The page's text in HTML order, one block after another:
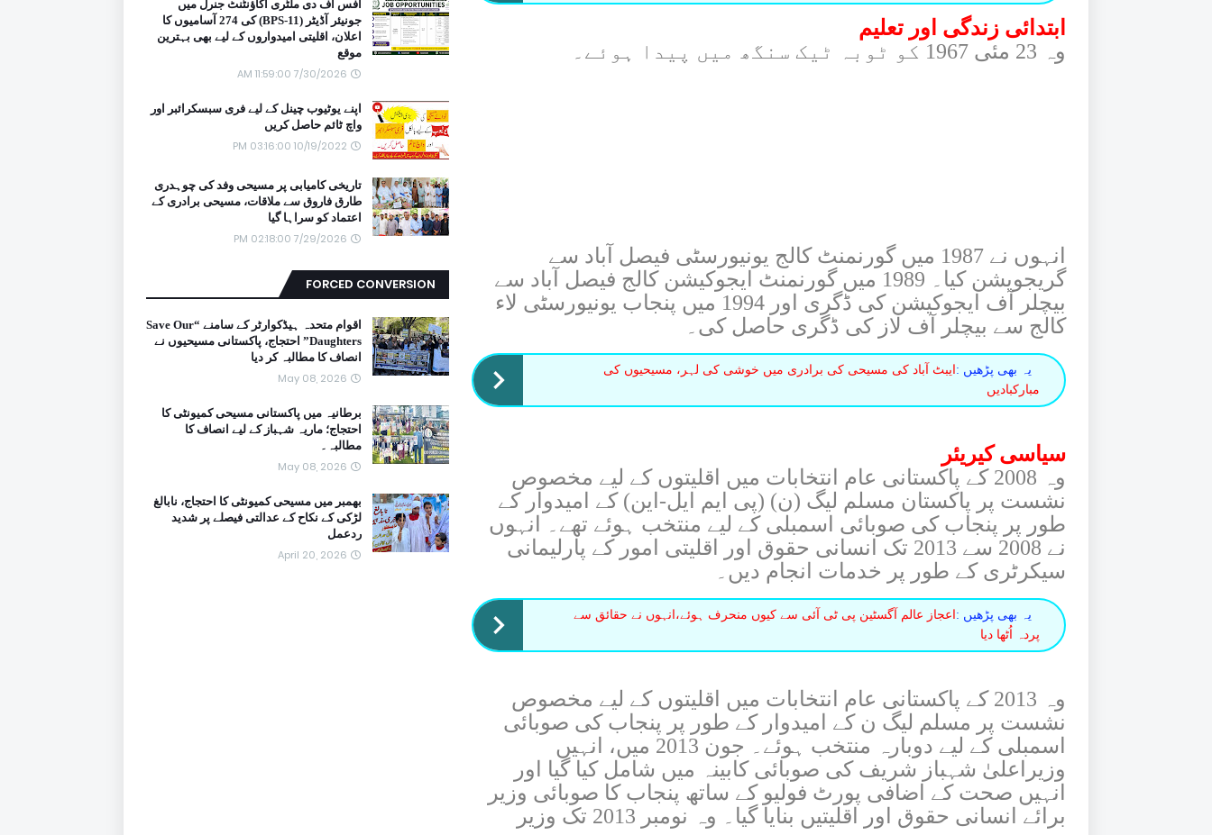
ابتدائی زندگی اور تعلیم
وہ 23 مئی 1967 کو ٹوبہ ٹیک سنگھ میں پیدا ہوئے۔
انہوں نے 1987 میں گورنمنٹ کالج یونیورسٹی فیصل آباد سے
گریجویشن کیا۔ 1989 میں گورنمنٹ ایجوکیشن کالج فیصل آباد سے
بیچلر آف ایجوکیشن کی ڈگری اور 1994 میں پنجاب یونیورسٹی لاء
کالج سے بیچلر آف لاز کی ڈگری حاصل کی۔
یہ بھی پڑھیں : ایبٹ آباد کی مسیحی کی برادری میں خوشی کی لہر، مسیحیوں کی
مبارکبادیں
سیاسی کیریئر
وہ 2008 کے پاکستانی عام انتخابات میں اقلیتوں کے لیے مخصوص
نشست پر پاکستان مسلم لیگ (ن) (پی ایم ایل-این) کے امیدوار کے
طور پر پنجاب کی صوبائی اسمبلی کے لیے منتخب ہوئے تھے۔ انہوں
نے 2008 سے 2013 تک انسانی حقوق اور اقلیتی امور کے پارلیمانی
سیکرٹری کے طور پر خدمات انجام دیں۔
یہ بھی پڑھیں : اعجاز عالم آگسٹین پی ٹی آئی سے کیوں منحرف ہوئے،انہوں نے حقائق سے
پردہ اُٹھا دیا
وہ 2013 کے پاکستانی عام انتخابات میں اقلیتوں کے لیے مخصوص
نشست پر مسلم لیگ ن کے امیدوار کے طور پر پنجاب کی صوبائی
اسمبلی کے لیے دوبارہ منتخب ہوئے۔ جون 2013 میں، انہیں
وزیراعلیٰ شہباز شریف کی صوبائی کابینہ میں شامل کیا گیا اور
انہیں صحت کے اضافی پورٹ فولیو کے ساتھ پنجاب کا صوبائی وزیر
برائے انسانی حقوق اور اقلیتیں بنایا گیا۔ وہ نومبر 2013 تک وزیر
آفس آف دی ملٹری اکاؤنٹنٹ جنرل میں
جونیئر آڈیٹر (BPS-11) کی 274 آسامیوں کا
اعلان، اقلیتی امیدواروں کے لیے بھی بہترین
موقع
7/30/2026 11:59:00 AM
اپنے یوٹیوب چینل کے لیے فری سبسکرائبر اور
واچ ٹائم حاصل کریں
10/19/2022 03:16:00 PM
تاریخی کامیابی پر مسیحی وفد کی چوہدری
طارق فاروق سے ملاقات، مسیحی برادری کے
اعتماد کو سراہا گیا
7/29/2026 02:18:00 PM
FORCED CONVERSION
اقوام متحدہ ہیڈکوارٹر کے سامنے “Save Our
Daughters” احتجاج، پاکستانی مسیحیوں نے
انصاف کا مطالبہ کر دیا
May 08, 2026
برطانیہ میں پاکستانی مسیحی کمیونٹی کا
احتجاج؛ ماریہ شہباز کے لیے انصاف کا
مطالبہ۔
May 08, 2026
بھمبر میں مسیحی کمیونٹی کا احتجاج، نابالغ
لڑکی کے نکاح کے عدالتی فیصلے پر شدید
ردعمل
April 20, 2026